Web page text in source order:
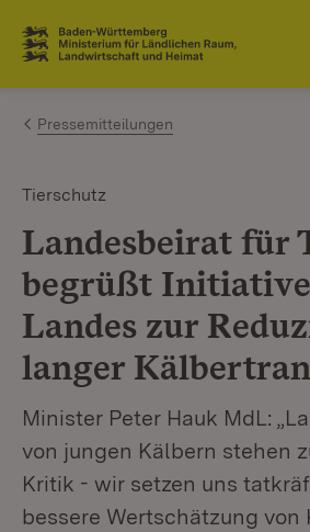
Zum Inhalt springen
Link zur Startseite
Pressemitteilungen
Tierschutz
Landesbeirat für
begrüßt
Landes zur
langer
Minister Peter Hauk MdL:
von jungen Kälbern stehen
Kritik - wir setzen uns
bessere Wertschätzung von